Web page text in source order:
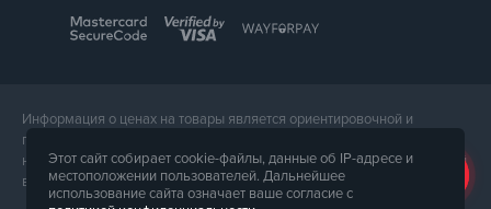
Информация о ценах на товары является ориентировочной и
предоставляется для справки. Точная стоимость товара будет
названа менеджером магазина при подтверждении заказа. Внешний
вид и комплектация товара может отличаться от его фотографии.
Этот сайт собирает cookie-файлы, данные об IP-адресе и
местоположении пользователей. Дальнейшее
использование сайта означает ваше согласие с